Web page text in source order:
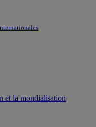
et la mondialisation